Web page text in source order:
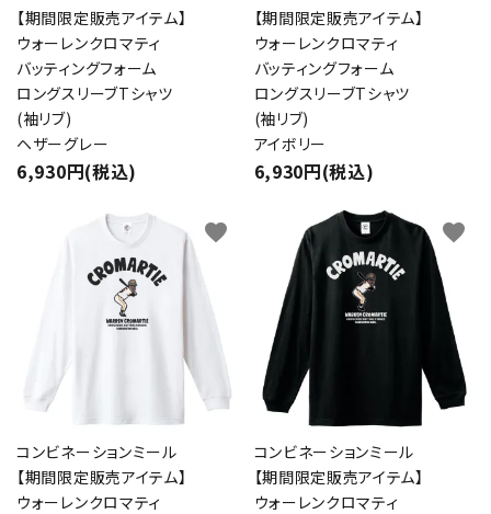
【期間限定販売アイテム】
ウォーレンクロマティ
バッティングフォーム
ロングスリーブTシャツ
(袖リブ)
ヘザーグレー
6,930円(税込)
【期間限定販売アイテム】
ウォーレンクロマティ
バッティングフォーム
ロングスリーブTシャツ
(袖リブ)
アイボリー
6,930円(税込)
コンビネーションミール
【期間限定販売アイテム】
ウォーレンクロマティ
favorite
コンビネーションミール
【期間限定販売アイテム】
ウォーレンクロマティ
favorite